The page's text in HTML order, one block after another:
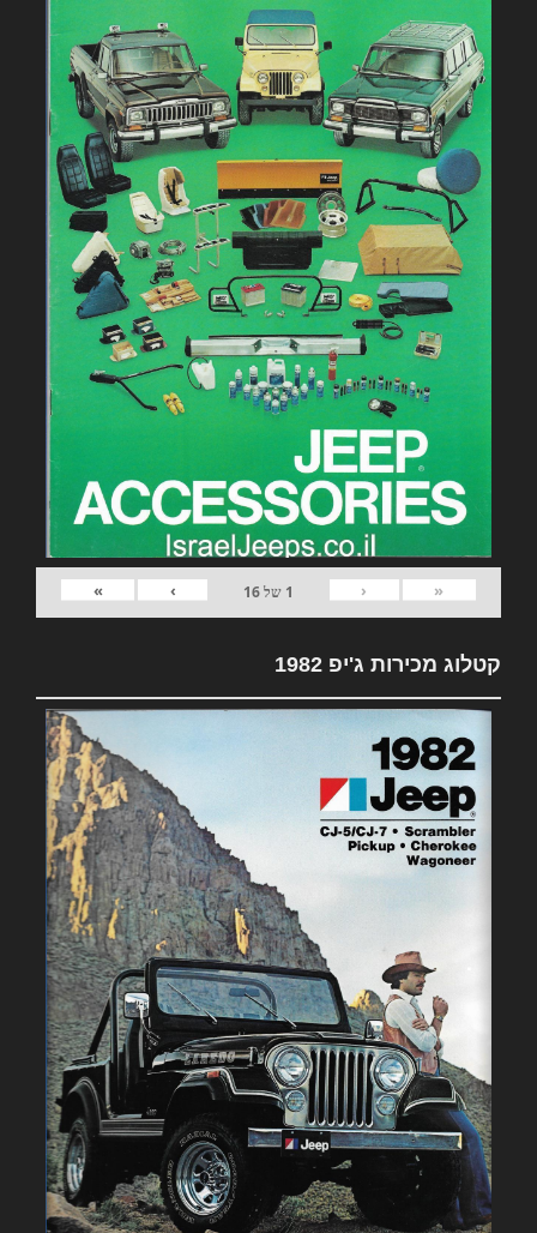
«
‹
1 של16
›
»
קטלוג מכירות ג'יפ 1982